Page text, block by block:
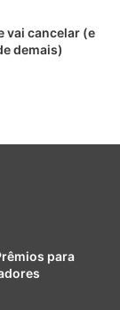
vai cancelar (e
demais)
para